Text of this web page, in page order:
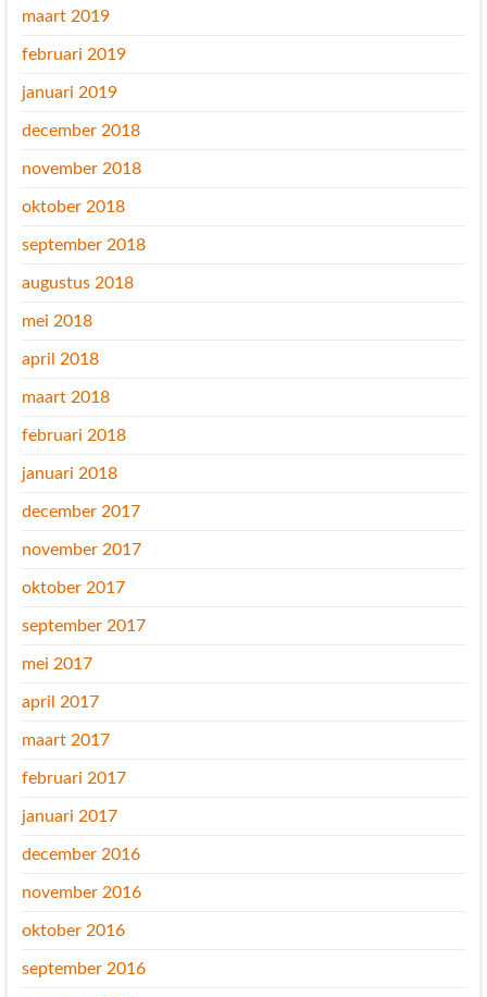
maart 2019
februari 2019
januari 2019
december 2018
november 2018
oktober 2018
september 2018
augustus 2018
mei 2018
april 2018
maart 2018
februari 2018
januari 2018
december 2017
november 2017
oktober 2017
september 2017
mei 2017
april 2017
maart 2017
februari 2017
januari 2017
december 2016
november 2016
oktober 2016
september 2016